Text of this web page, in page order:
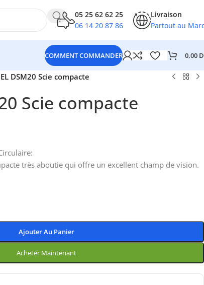
05 25 62 62 25
06 14 20 87 86
Livraison
Partout au
COMMENT COMMANDER 0,00
DSM20 Scie compacte
Scie compacte
très aboutie qui offre un excellent champ de vision.
Ajouter Au Panier
Acheter Maintenant